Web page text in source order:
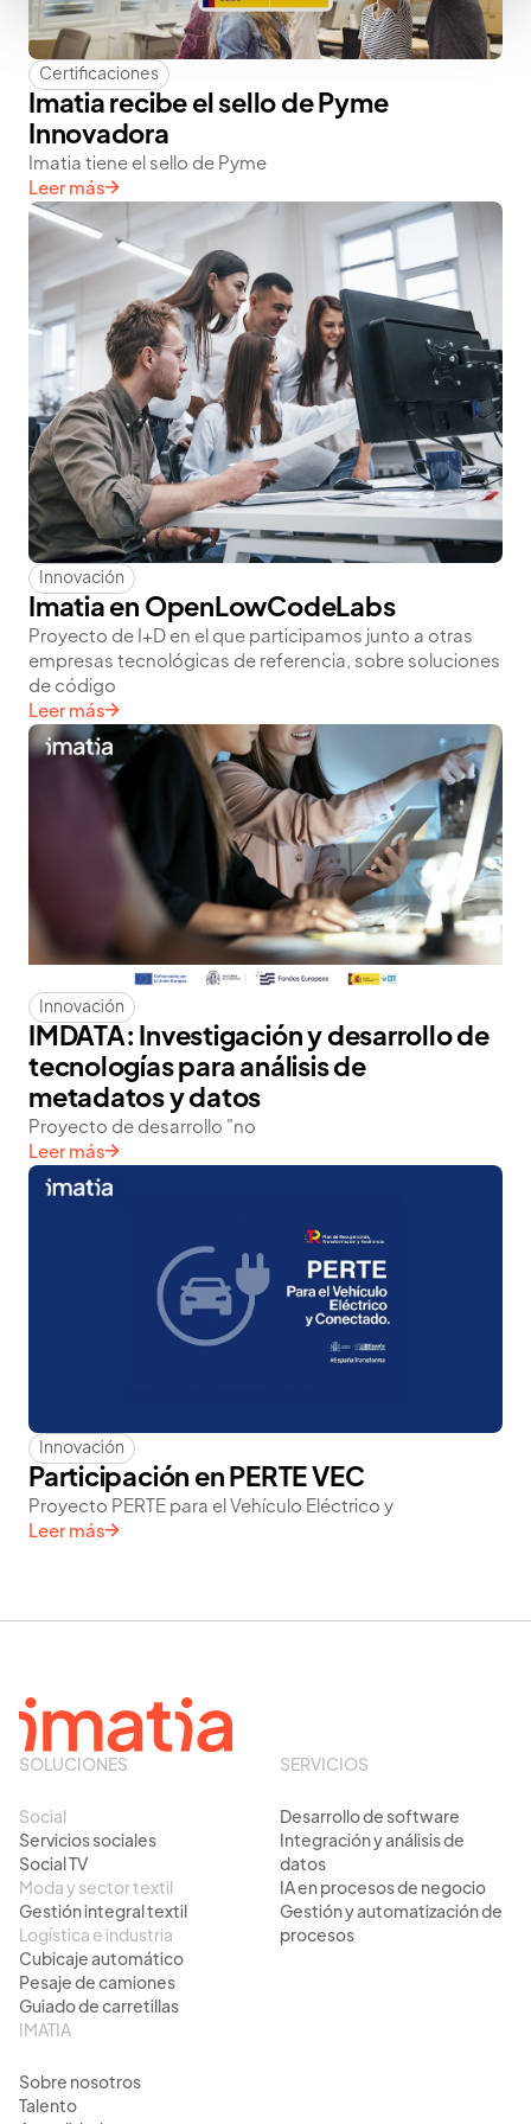
Certificaciones
Imatia recibe el sello de Pyme
Innovadora
Imatia tiene el sello de Pyme
Leer más
Innovación
Imatia en OpenLowCodeLabs
Proyecto de I+D en el que participamos junto a otras
empresas tecnológicas de referencia, sobre soluciones
de código
Leer más
Innovación
IMDATA: Investigación y desarrollo de
tecnologías para análisis de
metadatos y datos
Proyecto de desarrollo "no
Leer más
Innovación
Participación en PERTE VEC
Proyecto PERTE para el Vehículo Eléctrico y
Leer más
SOLUCIONES
Social
Servicios sociales
Social TV
Moda y sector textil
Gestión integral textil
Logística e industria
Cubicaje automático
Pesaje de camiones
Guiado de carretillas
SERVICIOS
Desarrollo de software
Integración y análisis de
datos
IA en procesos de negocio
Gestión y automatización de
procesos
IMATIA
Sobre nosotros
Talento